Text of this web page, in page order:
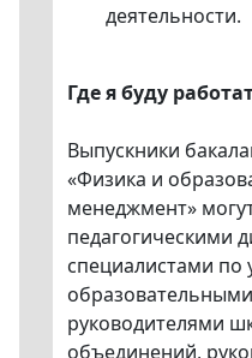
деятельности.
Где я буду
Выпускники
«Физика и
менеджмент»
педагогическими
специалистами по
руководителями
объединений,